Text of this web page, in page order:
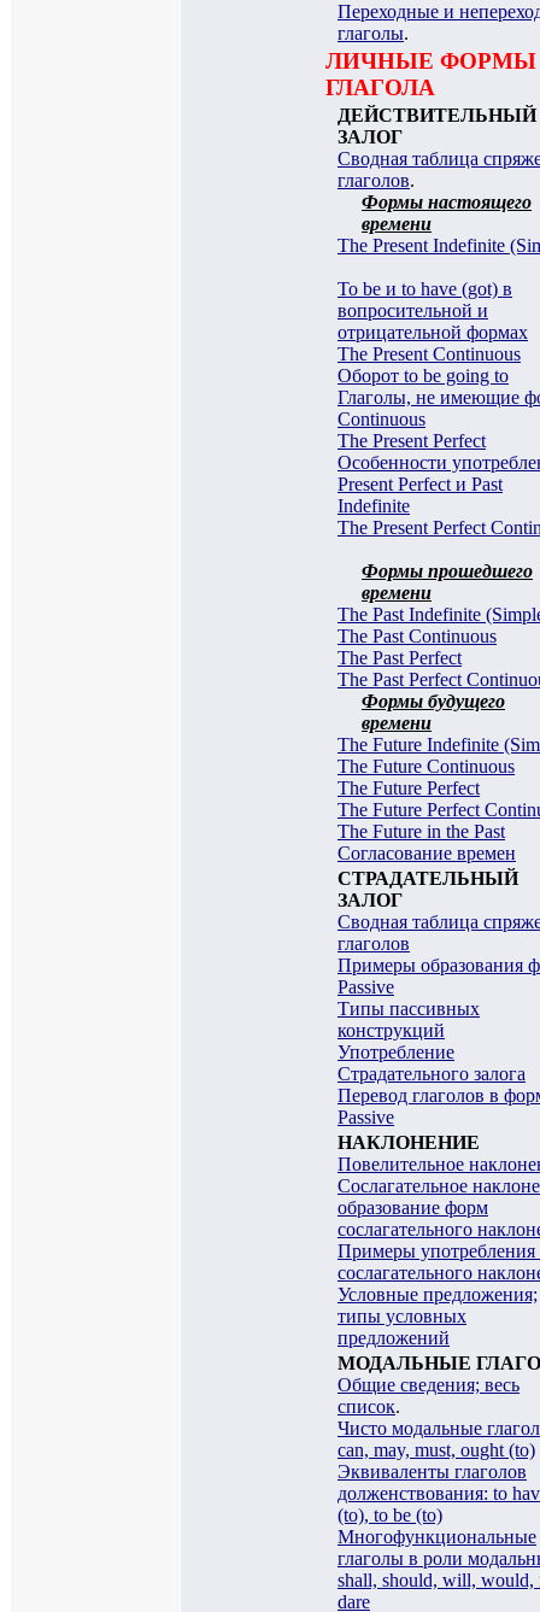
Переходные и
глаголы.
ЛИЧНЫЕ ФОРМЫ
ГЛАГОЛА
ДЕЙСТВИТЕЛЬНЫЙ
ЗАЛОГ
Сводная таблица
глаголов.
Формы настоящего
времени
The Present Indefinite
To be и to have (got) в
вопросительной и
отрицательной формах
The Present Continuous
Оборот to be going to
Глаголы, не имеющие
Continuous
The Present Perfect
Особенности
Present Perfect и Past
Indefinite
The Present Perfect
Формы прошедшего
времени
The Past Indefinite
The Past Continuous
The Past Perfect
The Past Perfect
Формы будущего
времени
The Future Indefinite
The Future Continuous
The Future Perfect
The Future Perfect
The Future in the Past
Согласование времен
СТРАДАТЕЛЬНЫЙ
ЗАЛОГ
Сводная таблица
глаголов
Примеры образования
Passive
Типы пассивных
конструкций
Употребление
Страдательного залога
Перевод глаголов в
Passive
НАКЛОНЕНИЕ
Повелительное
Сослагательное
образование форм
сослагательного
Примеры
сослагательного
Условные предложения;
типы условных
предложений
МОДАЛЬНЫЕ
Общие сведения; весь
список.
Чисто модальные
can, may, must, ought (to)
Эквиваленты глаголов
долженствования: to
(to), to be (to)
Многофункциональные
глаголы в роли
shall, should, will, would,
dare